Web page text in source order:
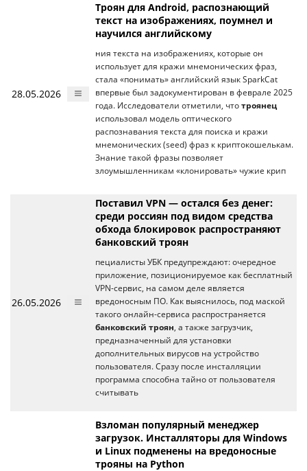
28.05.2026
Троян для Android, распознающий
текст на изображениях, поумнел и
научился английскому
ния текста на изображениях, которые он
использует для кражи мнемонических фраз,
стала «понимать» английский язык SparkCat
впервые был задокументирован в феврале 2025
года. Исследователи отметили, что троянец
использовал модель оптического
распознавания текста для поиска и кражи
мнемонических (seed) фраз к криптокошелькам.
Знание такой фразы позволяет
злоумышленникам «клонировать» чужие крип
26.05.2026
Поставил VPN — остался без денег:
среди россиян под видом средства
обхода блокировок распространяют
банковский троян
пециалисты УБК предупреждают: очередное
приложение, позиционируемое как бесплатный
VPN-сервис, на самом деле является
вредоносным ПО. Как выяснилось, под маской
такого онлайн-сервиса распространяется
банковский троян, а также загрузчик,
предназначенный для установки
дополнительных вирусов на устройство
пользователя. Сразу после инсталляции
программа способна тайно от пользователя
считывать
Взломан популярный менеджер
загрузок. Инсталляторы для Windows
и Linux подменены на вредоносные
трояны на Python